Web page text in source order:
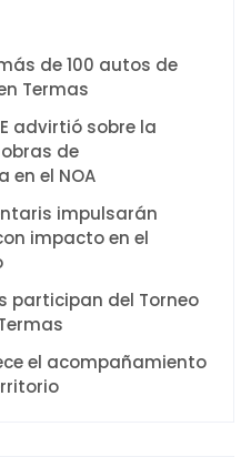
de 100 autos de
Termas
advirtió sobre la
de
el NOA
impulsarán
impacto en el
participan del Torneo
el acompañamiento